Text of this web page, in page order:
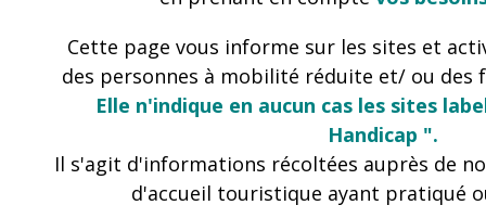
Cette page vous informe sur les sites et
des personnes à mobilité réduite et/ ou des
Elle n'indique en aucun cas les sites
Handicap ".
Il s'agit d'informations récoltées auprès de
d'accueil touristique ayant pratiqué